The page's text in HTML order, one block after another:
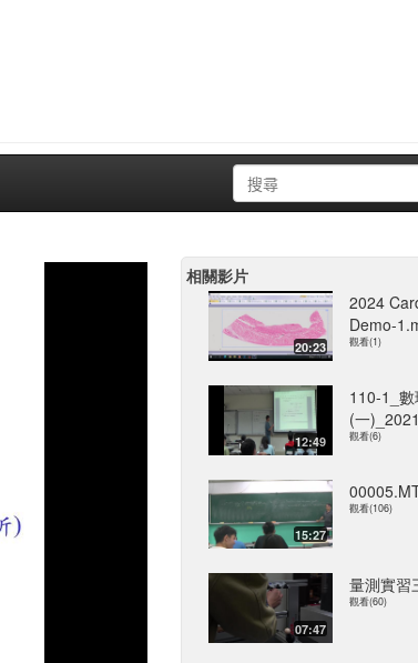
相關影片
20:23
2024
Demo-
觀看(1)
12:49
110-1_
(一
觀看(6)
15:27
觀看(106)
07:47
量測實習
觀看(60)